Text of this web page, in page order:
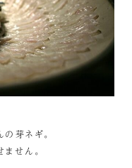
の芽ネギ。
せん。